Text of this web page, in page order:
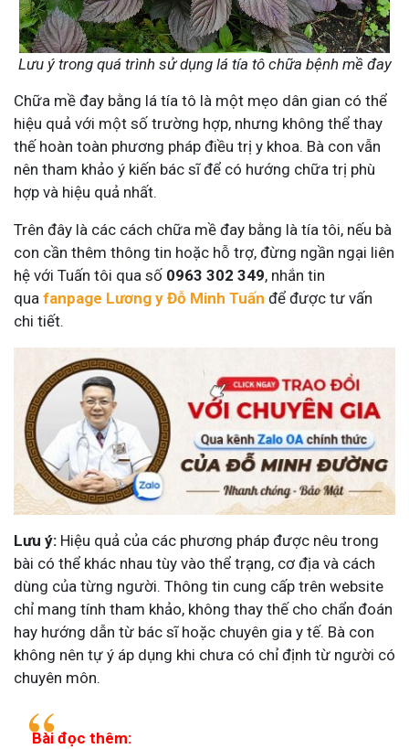
Lưu ý trong quá trình sử dụng lá tía tô chữa bệnh mề đay
Chữa mề đay bằng lá tía tô là một mẹo dân gian có thể
hiệu quả với một số trường hợp, nhưng không thể thay
thế hoàn toàn phương pháp điều trị y khoa. Bà con vẫn
nên tham khảo ý kiến bác sĩ để có hướng chữa trị phù
hợp và hiệu quả nhất.
Trên đây là các cách chữa mề đay bằng là tía tôi, nếu bà
con cần thêm thông tin hoặc hỗ trợ, đừng ngần ngại liên
hệ với Tuấn tôi qua số 0963 302 349, nhắn tin
qua fanpage Lương y Đỗ Minh Tuấn để được tư vấn
chi tiết.
Lưu ý: Hiệu quả của các phương pháp được nêu trong
bài có thể khác nhau tùy vào thể trạng, cơ địa và cách
dùng của từng người. Thông tin cung cấp trên website
chỉ mang tính tham khảo, không thay thế cho chẩn đoán
hay hướng dẫn từ bác sĩ hoặc chuyên gia y tế. Bà con
không nên tự ý áp dụng khi chưa có chỉ định từ người có
chuyên môn.
Bài đọc thêm: